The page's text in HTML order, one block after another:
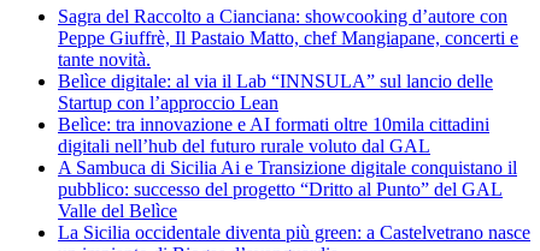
Sagra del Raccolto a Cianciana: showcooking d’autore con
Peppe Giuffrè, Il Pastaio Matto, chef Mangiapane, concerti e
tante novità.
Belìce digitale: al via il Lab “INNSULA” sul lancio delle
Startup con l’approccio Lean
Belìce: tra innovazione e AI formati oltre 10mila cittadini
digitali nell’hub del futuro rurale voluto dal GAL
A Sambuca di Sicilia Ai e Transizione digitale conquistano il
pubblico: successo del progetto “Dritto al Punto” del GAL
Valle del Belìce
La Sicilia occidentale diventa più green: a Castelvetrano nasce